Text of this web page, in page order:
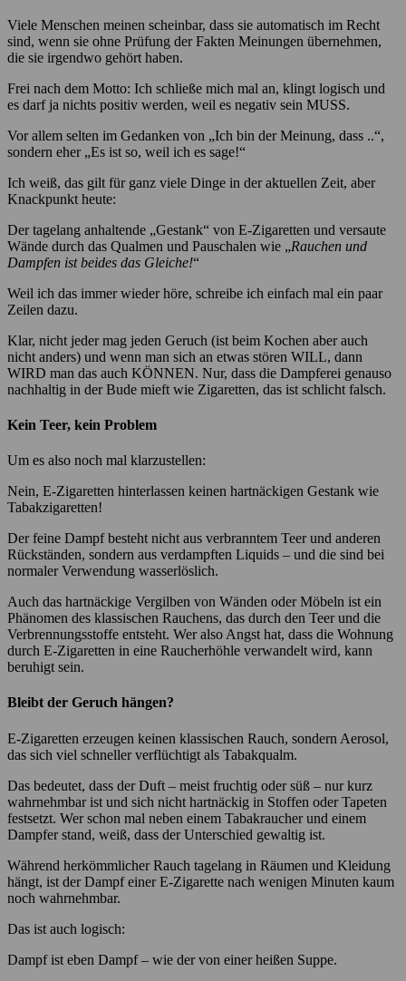
Viele Menschen meinen scheinbar, dass sie automatisch im Recht
sind, wenn sie ohne Prüfung der Fakten Meinungen übernehmen,
die sie irgendwo gehört haben.
Frei nach dem Motto: Ich schließe mich mal an, klingt logisch und
es darf ja nichts positiv werden, weil es negativ sein MUSS.
Vor allem selten im Gedanken von „Ich bin der Meinung, dass ..“,
sondern eher „Es ist so, weil ich es sage!“
Ich weiß, das gilt für ganz viele Dinge in der aktuellen Zeit, aber
Knackpunkt heute:
Der tagelang anhaltende „Gestank“ von E-Zigaretten und versaute
Wände durch das Qualmen und Pauschalen wie „Rauchen und
Dampfen ist beides das Gleiche!“
Weil ich das immer wieder höre, schreibe ich einfach mal ein paar
Zeilen dazu.
Klar, nicht jeder mag jeden Geruch (ist beim Kochen aber auch
nicht anders) und wenn man sich an etwas stören WILL, dann
WIRD man das auch KÖNNEN. Nur, dass die Dampferei genauso
nachhaltig in der Bude mieft wie Zigaretten, das ist schlicht falsch.
Kein Teer, kein Problem
Um es also noch mal klarzustellen:
Nein, E-Zigaretten hinterlassen keinen hartnäckigen Gestank wie
Tabakzigaretten!
Der feine Dampf besteht nicht aus verbranntem Teer und anderen
Rückständen, sondern aus verdampften Liquids – und die sind bei
normaler Verwendung wasserlöslich.
Auch das hartnäckige Vergilben von Wänden oder Möbeln ist ein
Phänomen des klassischen Rauchens, das durch den Teer und die
Verbrennungsstoffe entsteht. Wer also Angst hat, dass die Wohnung
durch E-Zigaretten in eine Raucherhöhle verwandelt wird, kann
beruhigt sein.
Bleibt der Geruch hängen?
E-Zigaretten erzeugen keinen klassischen Rauch, sondern Aerosol,
das sich viel schneller verflüchtigt als Tabakqualm.
Das bedeutet, dass der Duft – meist fruchtig oder süß – nur kurz
wahrnehmbar ist und sich nicht hartnäckig in Stoffen oder Tapeten
festsetzt. Wer schon mal neben einem Tabakraucher und einem
Dampfer stand, weiß, dass der Unterschied gewaltig ist.
Während herkömmlicher Rauch tagelang in Räumen und Kleidung
hängt, ist der Dampf einer E-Zigarette nach wenigen Minuten kaum
noch wahrnehmbar.
Das ist auch logisch:
Dampf ist eben Dampf – wie der von einer heißen Suppe.